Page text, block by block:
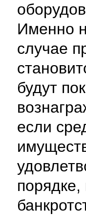
Именно
случае
будут
если